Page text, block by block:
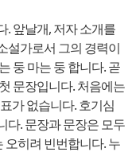
. 앞날개, 저자 소개를
설가로서 그의 경력이
둥 마는 둥 합니다. 곧
문장입니다. 처음에는
가 없습니다. 호기심
다. 문장과 문장은 모두
오히려 빈번합니다. 누